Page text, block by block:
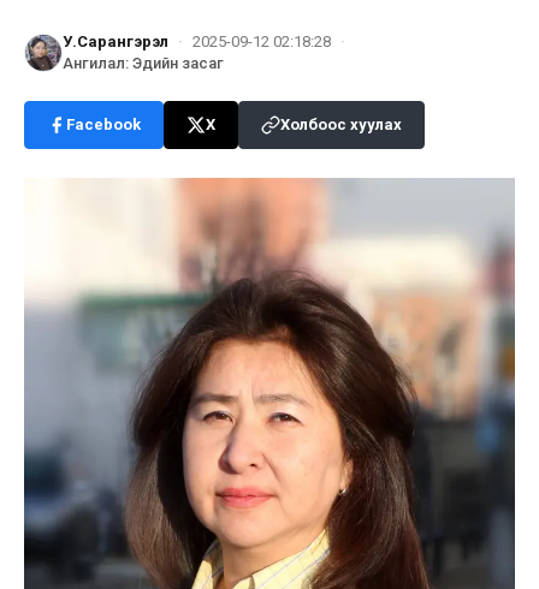
У.Сарангэрэл · 2025-09-12 02:18:28 ·
Ангилал: Эдийн засаг
Facebook X Холбоос хуулах